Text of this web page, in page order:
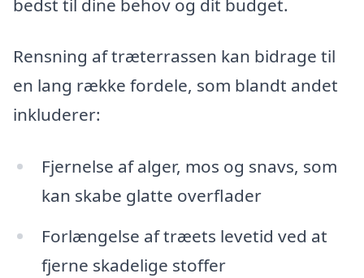
bedst til dine behov og dit budget.
Rensning af træterrassen kan bidrage til
en lang række fordele, som blandt andet
inkluderer:
Fjernelse af alger, mos og snavs, som
kan skabe glatte overflader
Forlængelse af træets levetid ved at
fjerne skadelige stoffer